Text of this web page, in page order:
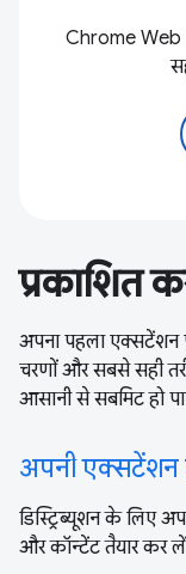
Chrome
प्रकाशित
अपना पहला
चरणों और सबसे सही
आसानी से सबमिट हो
अपनी एक्सटेंशन
डिस्ट्रिब्यूशन के लिए
और कॉन्टेंट तैयार कर